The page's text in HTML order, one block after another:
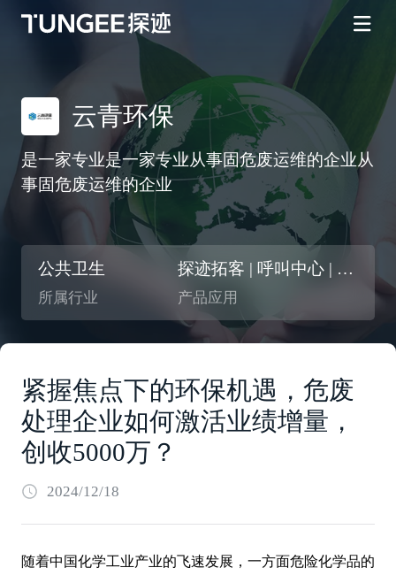
云青环保
是一家专业是一家专业从事固危废运维的企业从
事固危废运维的企业
公共卫生
所属行业
探迹拓客 | 呼叫中心 | 智能CRM
产品应用
紧握焦点下的环保机遇，危废
处理企业如何激活业绩增量，
创收5000万？
2024/12/18
随着中国化学工业产业的飞速发展，一方面危险化学品的